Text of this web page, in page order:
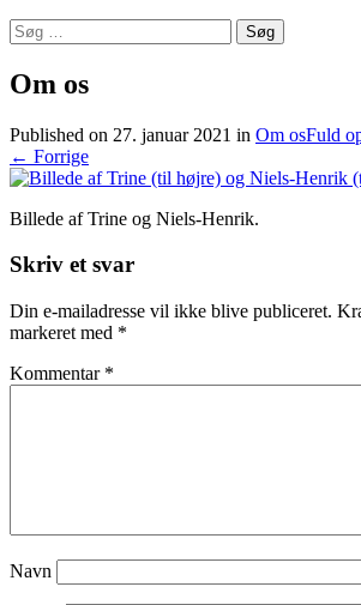
Søg
efter:
Om os
Published on 27. januar 2021 in Om osFuld
← Forrige
Billede af Trine og Niels-Henrik.
Skriv et svar
Din e-mailadresse vil ikke blive publiceret.
markeret med *
Kommentar *
Navn